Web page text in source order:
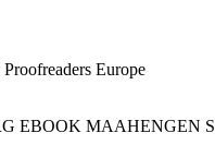
Europe
EBOOK